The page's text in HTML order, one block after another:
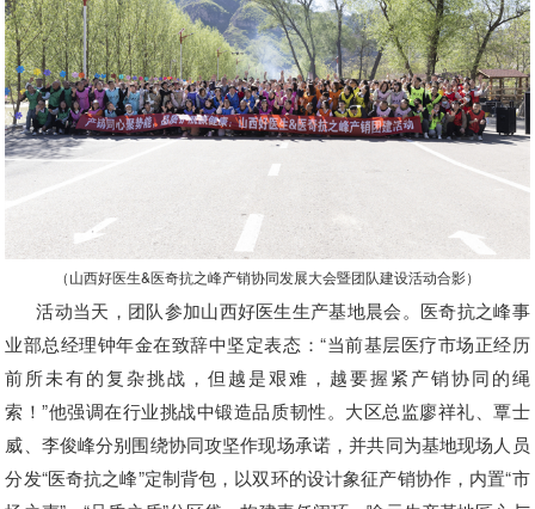
（山西好医生&医奇抗之峰产销协同发展大会暨团队建设活动合影）
活动当天，团队参加山西好医生生产基地晨会。医奇抗之峰事
业部总经理钟年金在致辞中坚定表态：“当前基层医疗市场正经历
前所未有的复杂挑战，但越是艰难，越要握紧产销协同的绳
索！”他强调在行业挑战中锻造品质韧性。大区总监廖祥礼、覃士
威、李俊峰分别围绕协同攻坚作现场承诺，并共同为基地现场人员
分发“医奇抗之峰”定制背包，以双环的设计象征产销协作，内置“市